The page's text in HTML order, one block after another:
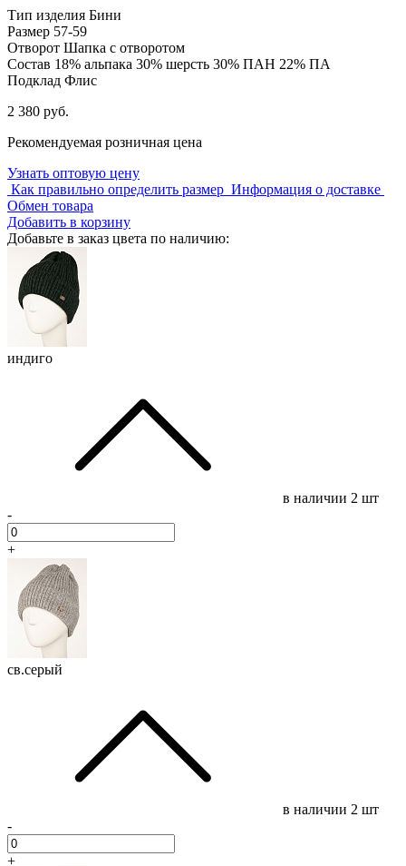
Тип изделия Бини
Размер 57-59
Отворот Шапка с отворотом
Состав 18% альпака 30% шерсть 30% ПАН 22% ПА
Подклад Флис
2 380 руб.
Рекомендуемая розничная цена
Узнать оптовую цену
Как правильно определить размер Информация о доставке
Обмен товара
Добавить в корзину
Добавьте в заказ цвета по наличию:
индиго
в наличии 2 шт
-
+
св.серый
в наличии 2 шт
-
+